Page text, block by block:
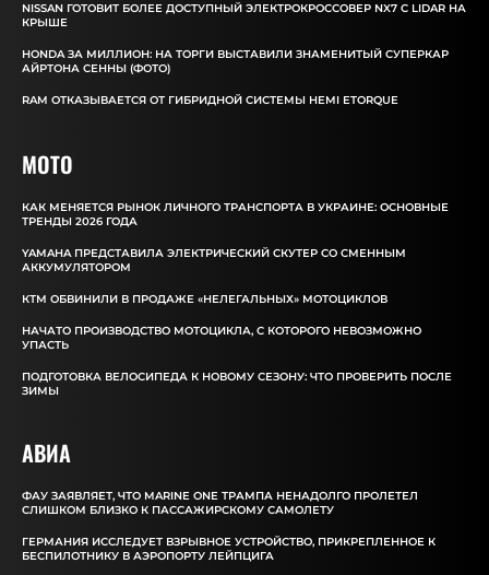
NISSAN ГОТОВИТ БОЛЕЕ ДОСТУПНЫЙ ЭЛЕКТРОКРОССОВЕР NX7 С LIDAR НА
КРЫШЕ
HONDA ЗА МИЛЛИОН: НА ТОРГИ ВЫСТАВИЛИ ЗНАМЕНИТЫЙ СУПЕРКАР
АЙРТОНА СЕННЫ (ФОТО)
RAM ОТКАЗЫВАЕТСЯ ОТ ГИБРИДНОЙ СИСТЕМЫ HEMI ETORQUE
MOTO
КАК МЕНЯЕТСЯ РЫНОК ЛИЧНОГО ТРАНСПОРТА В УКРАИНЕ: ОСНОВНЫЕ
ТРЕНДЫ 2026 ГОДА
YAMAHA ПРЕДСТАВИЛА ЭЛЕКТРИЧЕСКИЙ СКУТЕР СО СМЕННЫМ
АККУМУЛЯТОРОМ
КТМ ОБВИНИЛИ В ПРОДАЖЕ «НЕЛЕГАЛЬНЫХ» МОТОЦИКЛОВ
НАЧАТО ПРОИЗВОДСТВО МОТОЦИКЛА, С КОТОРОГО НЕВОЗМОЖНО
УПАСТЬ
ПОДГОТОВКА ВЕЛОСИПЕДА К НОВОМУ СЕЗОНУ: ЧТО ПРОВЕРИТЬ ПОСЛЕ
ЗИМЫ
АВИА
ФАУ ЗАЯВЛЯЕТ, ЧТО MARINE ONE ТРАМПА НЕНАДОЛГО ПРОЛЕТЕЛ
СЛИШКОМ БЛИЗКО К ПАССАЖИРСКОМУ САМОЛЕТУ
ГЕРМАНИЯ ИССЛЕДУЕТ ВЗРЫВНОЕ УСТРОЙСТВО, ПРИКРЕПЛЕННОЕ К
БЕСПИЛОТНИКУ В АЭРОПОРТУ ЛЕЙПЦИГА